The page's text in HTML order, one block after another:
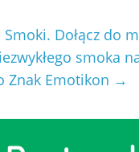
Dołącz do
smoka
Znak Emotikon →